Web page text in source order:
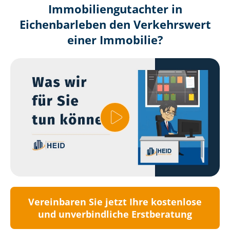
Immobilien­gutachter in
Eichenbarleben den Verkehrswert
einer Immobilie?
Vereinbaren Sie jetzt Ihre kostenlose
und unverbindliche Erstberatung